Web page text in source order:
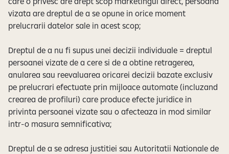
vizata are dreptul de a se opune in orice moment
prelucrarii datelor sale in acest scop;
Dreptul de a nu fi supus unei decizii individuale = dreptul
persoanei vizate de a cere si de a obtine retragerea,
anularea sau reevaluarea oricarei decizii bazate exclusiv
pe prelucrari efectuate prin mijloace automate (incluzand
crearea de profiluri) care produce efecte juridice in
privinta persoanei vizate sau o afecteaza in mod similar
intr-o masura semnificativa;
Dreptul de a se adresa justitiei sau Autoritatii Nationale de